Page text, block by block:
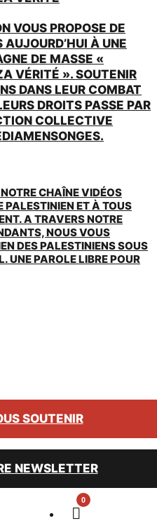
VOUS PROPOSE DE
AUJOURD’HUI À UNE
DE MASSE «
VÉRITÉ ». SOUTENIR
DANS LEUR COMBAT
DROITS PASSE PAR
COLLECTIVE
CHAÎNE VIDÉOS
PALESTINIEN ET À TOUS
A TRAVERS NOTRE
NOUS VOUS
DES PALESTINIENS SOUS
UNE PAROLE LIBRE POUR
SOUTENIR
NEWSLETTER
0